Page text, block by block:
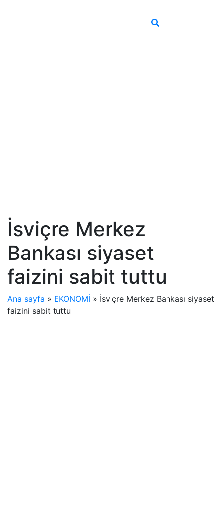
İsviçre Merkez
Bankası siyaset
faizini sabit tuttu
Ana sayfa » EKONOMİ » İsviçre Merkez Bankası siyaset
faizini sabit tuttu